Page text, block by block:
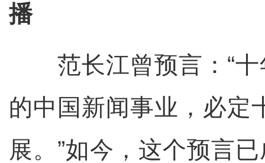
播
范长江曾预言：“十
的中国新闻事业，必定
展。”如今，这个预言